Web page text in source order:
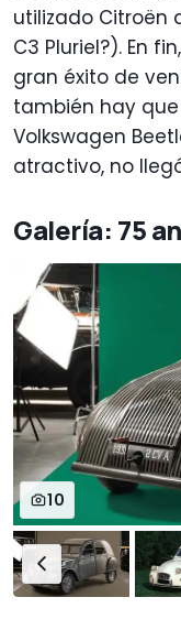
utilizado Citroën
C3 Pluriel?). En
gran éxito de
también hay
Volkswagen
atractivo, no
Galería: 75
10